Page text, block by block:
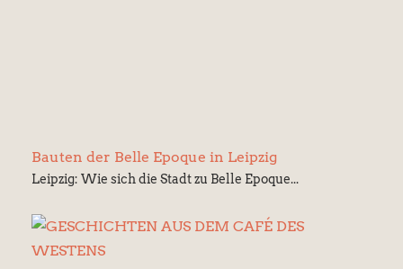
Bauten der Belle Epoque in Leipzig
Leipzig: Wie sich die Stadt zu Belle Epoque...